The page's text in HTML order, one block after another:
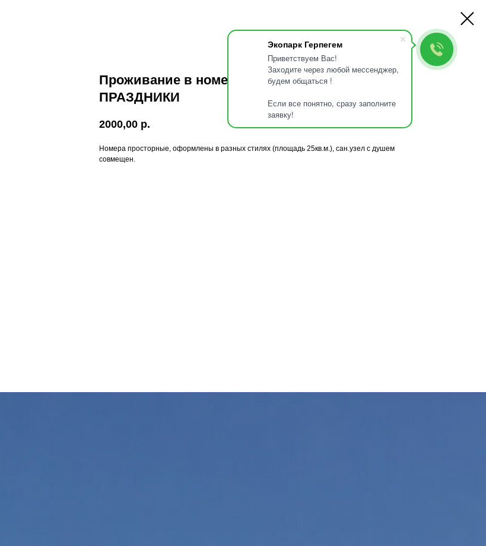
Экопарк Герпегем
Приветствуем Вас!
Заходите через любой мессенджер,
будем общаться !
Если все понятно, сразу заполните
заявку!
Проживание в номере 1х комн. 2х мест.
ПРАЗДНИКИ
2000,00 р.
Номера просторные, оформлены в разных стилях (площадь 25кв.м.), сан.узел с душем
совмещен.